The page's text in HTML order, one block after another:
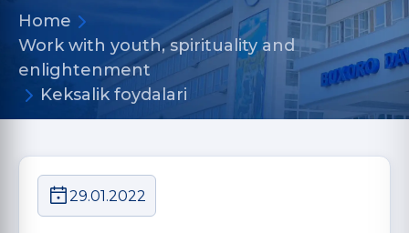
Home
Work with youth, spirituality and
enlightenment
Keksalik foydalari
29.01.2022